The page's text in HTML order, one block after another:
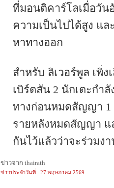
ที่มอนติคาร์โลเมื่อวัน
ความเป็นไปได้สูง แล
หาทางออก
สำหรับ ลิเวอร์พูล เพิ่
เบิร์ตสัน 2 นักเตะกำ
ทางก่อนหมดสัญญา 1
รายหลังหมดสัญญา แ
กันไว้แล้วว่าจะร่วมง
ข่าวจาก thairath
ข่าวประจำวันที่ : 27 พฤษภาคม 2569